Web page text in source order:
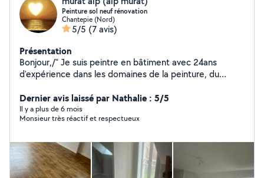
Peinture sol neuf rénovation
Chantepie (Nord)
5/5 (7 avis)
Présentation
Bonjour,/" Je suis peintre en bâtiment avec 24ans
d'expérience dans les domaines de la peinture, du
sur des chantiers neufs que des rénovations, avec le
souci constant de livrer un travail de qualité, conforme
aux attentes de mes clients voire au-delà. Je suis
établir un devis gratuit et vous apporter les meilleurs
Dernier avis laissé par Nathalie : 5/5
Il y a plus de 6 mois
Monsieur très réactif et respectueux